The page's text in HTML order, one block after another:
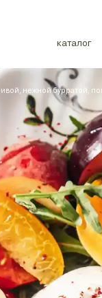
каталог
нежной бурратой,